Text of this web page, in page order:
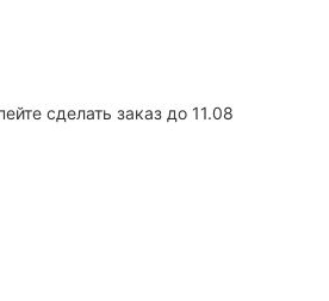
сделать заказ до 11.08